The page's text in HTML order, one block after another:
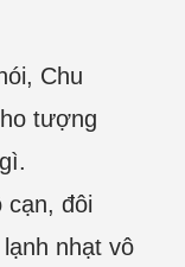
Chu
tượng
cạn, đôi
nhạt vô